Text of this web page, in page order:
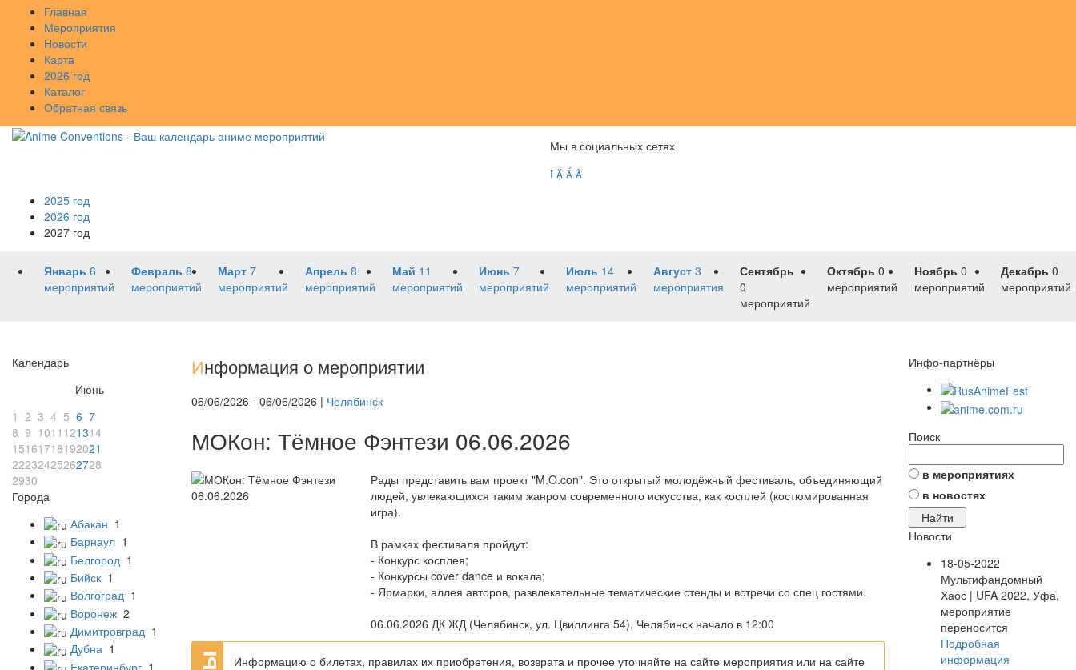
Главная
Мероприятия
Новости
Карта
2026 год
Каталог
Обратная связь
Мы в социальных сетях
   
2025 год
2026 год
2027 год
Январь 6
мероприятий
Февраль 8
мероприятий
Март 7
мероприятий
Апрель 8
мероприятий
Май 11
мероприятий
Июнь 7
мероприятий
Июль 14
мероприятий
Август 3
мероприятия
Сентябрь
0
мероприятий
Октябрь 0
мероприятий
Ноябрь 0
мероприятий
Декабрь 0
мероприятий
Календарь
Июнь
1 2 3 4 5 6 7
8 9 1011 121314
15161718192021
22232425262728
2930
Города
Абакан 1
Барнаул 1
Белгород 1
Бийск 1
Волгоград 1
Воронеж 2
Димитровград 1
Дубна 1
Екатеринбург 1
Информация о мероприятии
06/06/2026 - 06/06/2026 | Челябинск
МОКон: Тёмное Фэнтези 06.06.2026
Рады представить вам проект "M.O.con". Это открытый молодёжный фестиваль, объединяющий
людей, увлекающихся таким жанром современного искусства, как косплей (костюмированная
игра).
В рамках фестиваля пройдут:
- Конкурс косплея;
- Конкурсы cover dance и вокала;
- Ярмарки, аллея авторов, развлекательные тематические стенды и встречи со спец гостями.
06.06.2026 ДК ЖД (Челябинск, ул. Цвиллинга 54), Челябинск начало в 12:00
Информацию о билетах, правилах их приобретения, возврата и прочее уточняйте на сайте мероприятия или на сайте
Инфо-партнёры
Поиск
в мероприятиях
в новостях
Новости
18-05-2022
Мультифандомный
Хаос | UFA 2022, Уфа,
мероприятие
переносится
Подробная
информация